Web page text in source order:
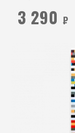
3 290 ₽